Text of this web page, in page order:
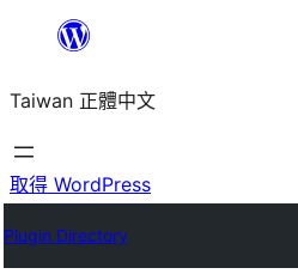
主
要
內
Taiwan 正體中文
取得 WordPress
Plugin Directory